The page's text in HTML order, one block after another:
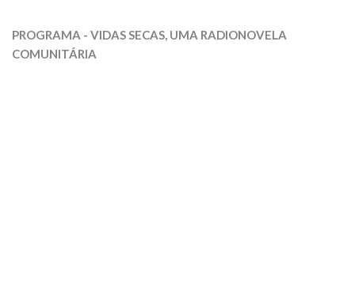
PROGRAMA - VIDAS SECAS, UMA RADIONOVELA
COMUNITÁRIA